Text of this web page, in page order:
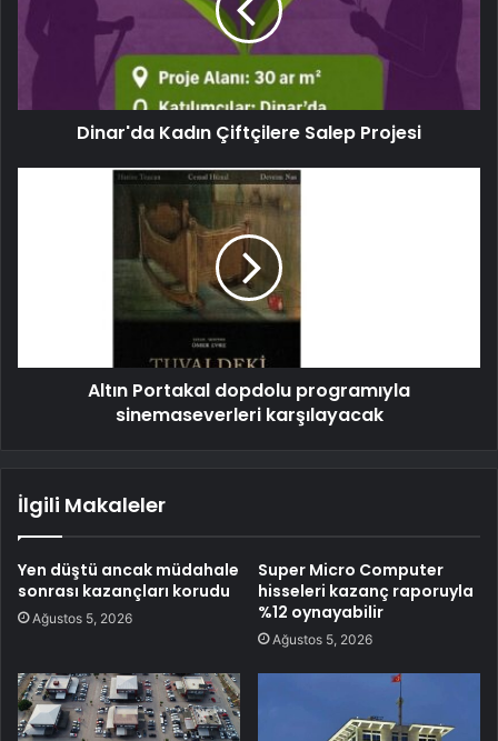
Dinar'da Kadın Çiftçilere Salep Projesi
Altın Portakal dopdolu programıyla
sinemaseverleri karşılayacak
İlgili Makaleler
Yen düştü ancak müdahale
sonrası kazançları korudu
Ağustos 5, 2026
Super Micro Computer
hisseleri kazanç raporuyla
%12 oynayabilir
Ağustos 5, 2026